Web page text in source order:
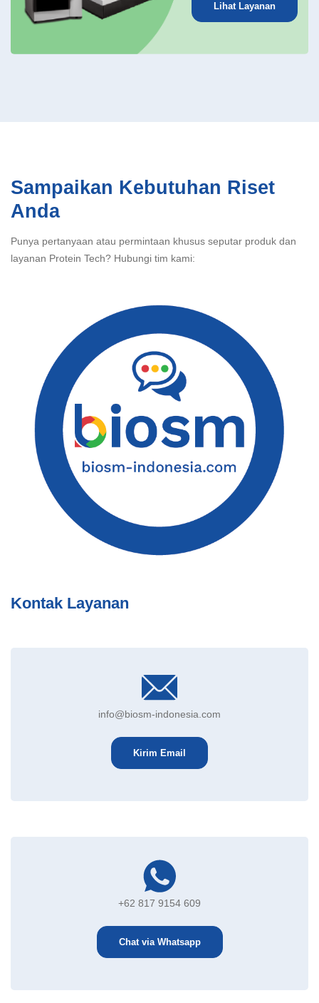
Lihat Layanan
Sampaikan Kebutuhan Riset
Anda
Punya pertanyaan atau permintaan khusus seputar produk dan
layanan Protein Tech? Hubungi tim kami:
Kontak Layanan
info@biosm-indonesia.com
Kirim Email
+62 817 9154 609
Chat via Whatsapp